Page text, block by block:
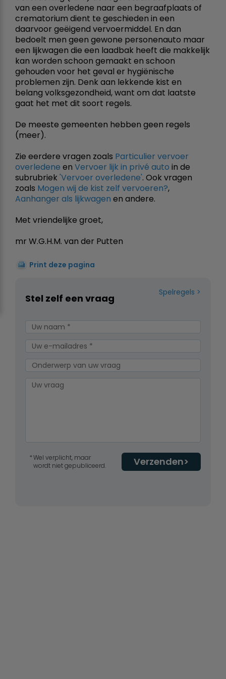
van een overledene naar een begraafplaats of
crematorium dient te geschieden in een
daarvoor geëigend vervoermiddel. En dan
bedoelt men geen gewone personenauto maar
een lijkwagen die een laadbak heeft die makkelijk
kan worden schoon gemaakt en schoon
gehouden voor het geval er hygiënische
problemen zijn. Denk aan lekkende kist en
belang volksgezondheid, want om dat laatste
gaat het met dit soort regels.
De meeste gemeenten hebben geen regels
(meer).
Zie eerdere vragen zoals Particulier vervoer
overledene en Vervoer lijk in privé auto in de
subrubriek 'Vervoer overledene'. Ook vragen
zoals Mogen wij de kist zelf vervoeren?,
Aanhanger als lijkwagen en andere.
Met vriendelijke groet,
mr W.G.H.M. van der Putten
Print deze pagina
Spelregels
Stel zelf een vraag
Verzenden
Wel verplicht, maar
wordt niet gepubliceerd.